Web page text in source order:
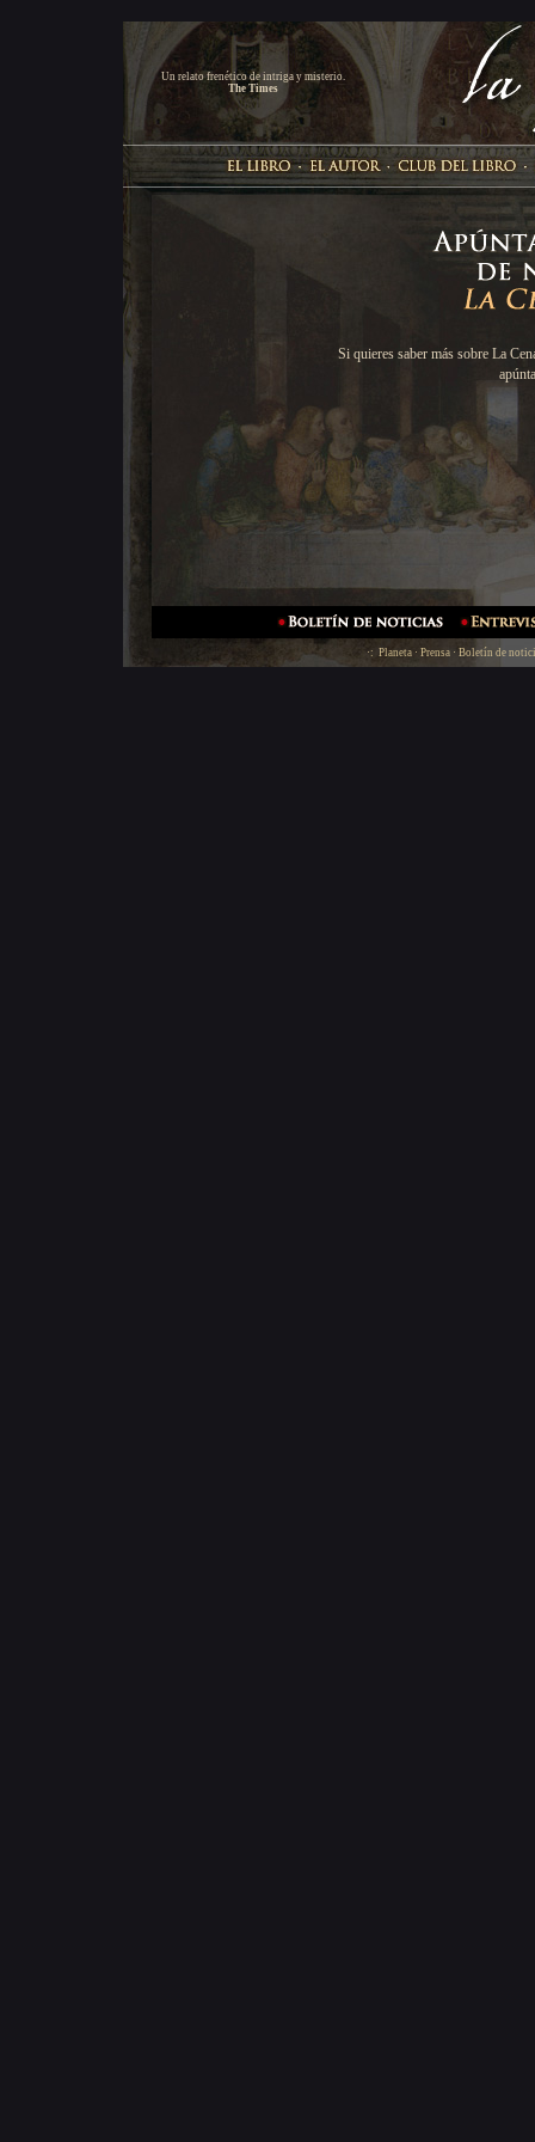
Un relato frenético de intriga y misterio.
The Times
Si quieres saber más sobre La
·: Planeta· Prensa· Boletín de